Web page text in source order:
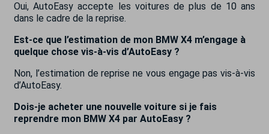
Oui, AutoEasy accepte les voitures de plus de 10 ans
dans le cadre de la reprise.
Est-ce que l’estimation de mon BMW X4 m’engage à
quelque chose vis-à-vis d’AutoEasy ?
Non, l’estimation de reprise ne vous engage pas vis-à-vis
d’AutoEasy.
Dois-je acheter une nouvelle voiture si je fais
reprendre mon BMW X4 par AutoEasy ?